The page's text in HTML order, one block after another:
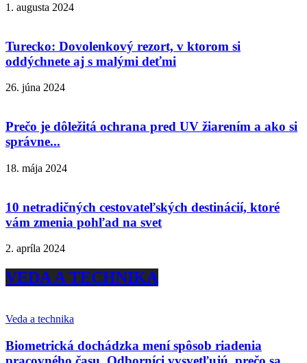
1. augusta 2024
Turecko: Dovolenkový rezort, v ktorom si
oddýchnete aj s malými deťmi
26. júna 2024
Prečo je dôležitá ochrana pred UV žiarením a ako si
správne...
18. mája 2024
10 netradičných cestovateľských destinácií, ktoré
vám zmenia pohľad na svet
2. apríla 2024
VEDA A TECHNIKA
Veda a technika
Biometrická dochádzka mení spôsob riadenia